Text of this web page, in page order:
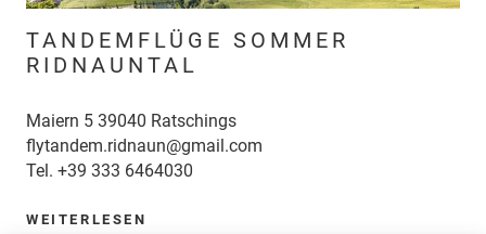
TANDEMFLÜGE SOMMER
RIDNAUNTAL
Maiern 5 39040 Ratschings
flytandem.ridnaun@gmail.com
Tel. +39 333 6464030
WEITERLESEN